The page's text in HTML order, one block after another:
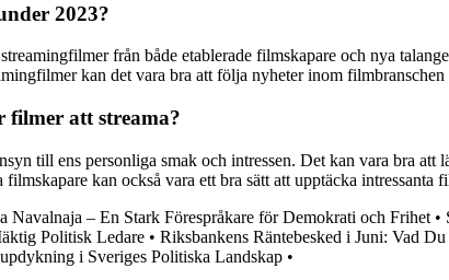
2023?
från både etablerade filmskapare och nya
kan det vara bra att följa nyheter inom
att streama?
till ens personliga smak och intressen. Det kan vara bra
kan också vara ett bra sätt att upptäcka intressanta
Navalnaja – En Stark Förespråkare för Demokrati och Frihet •
Politisk Ledare • Riksbankens Räntebesked i Juni: Vad
i Sveriges Politiska Landskap •